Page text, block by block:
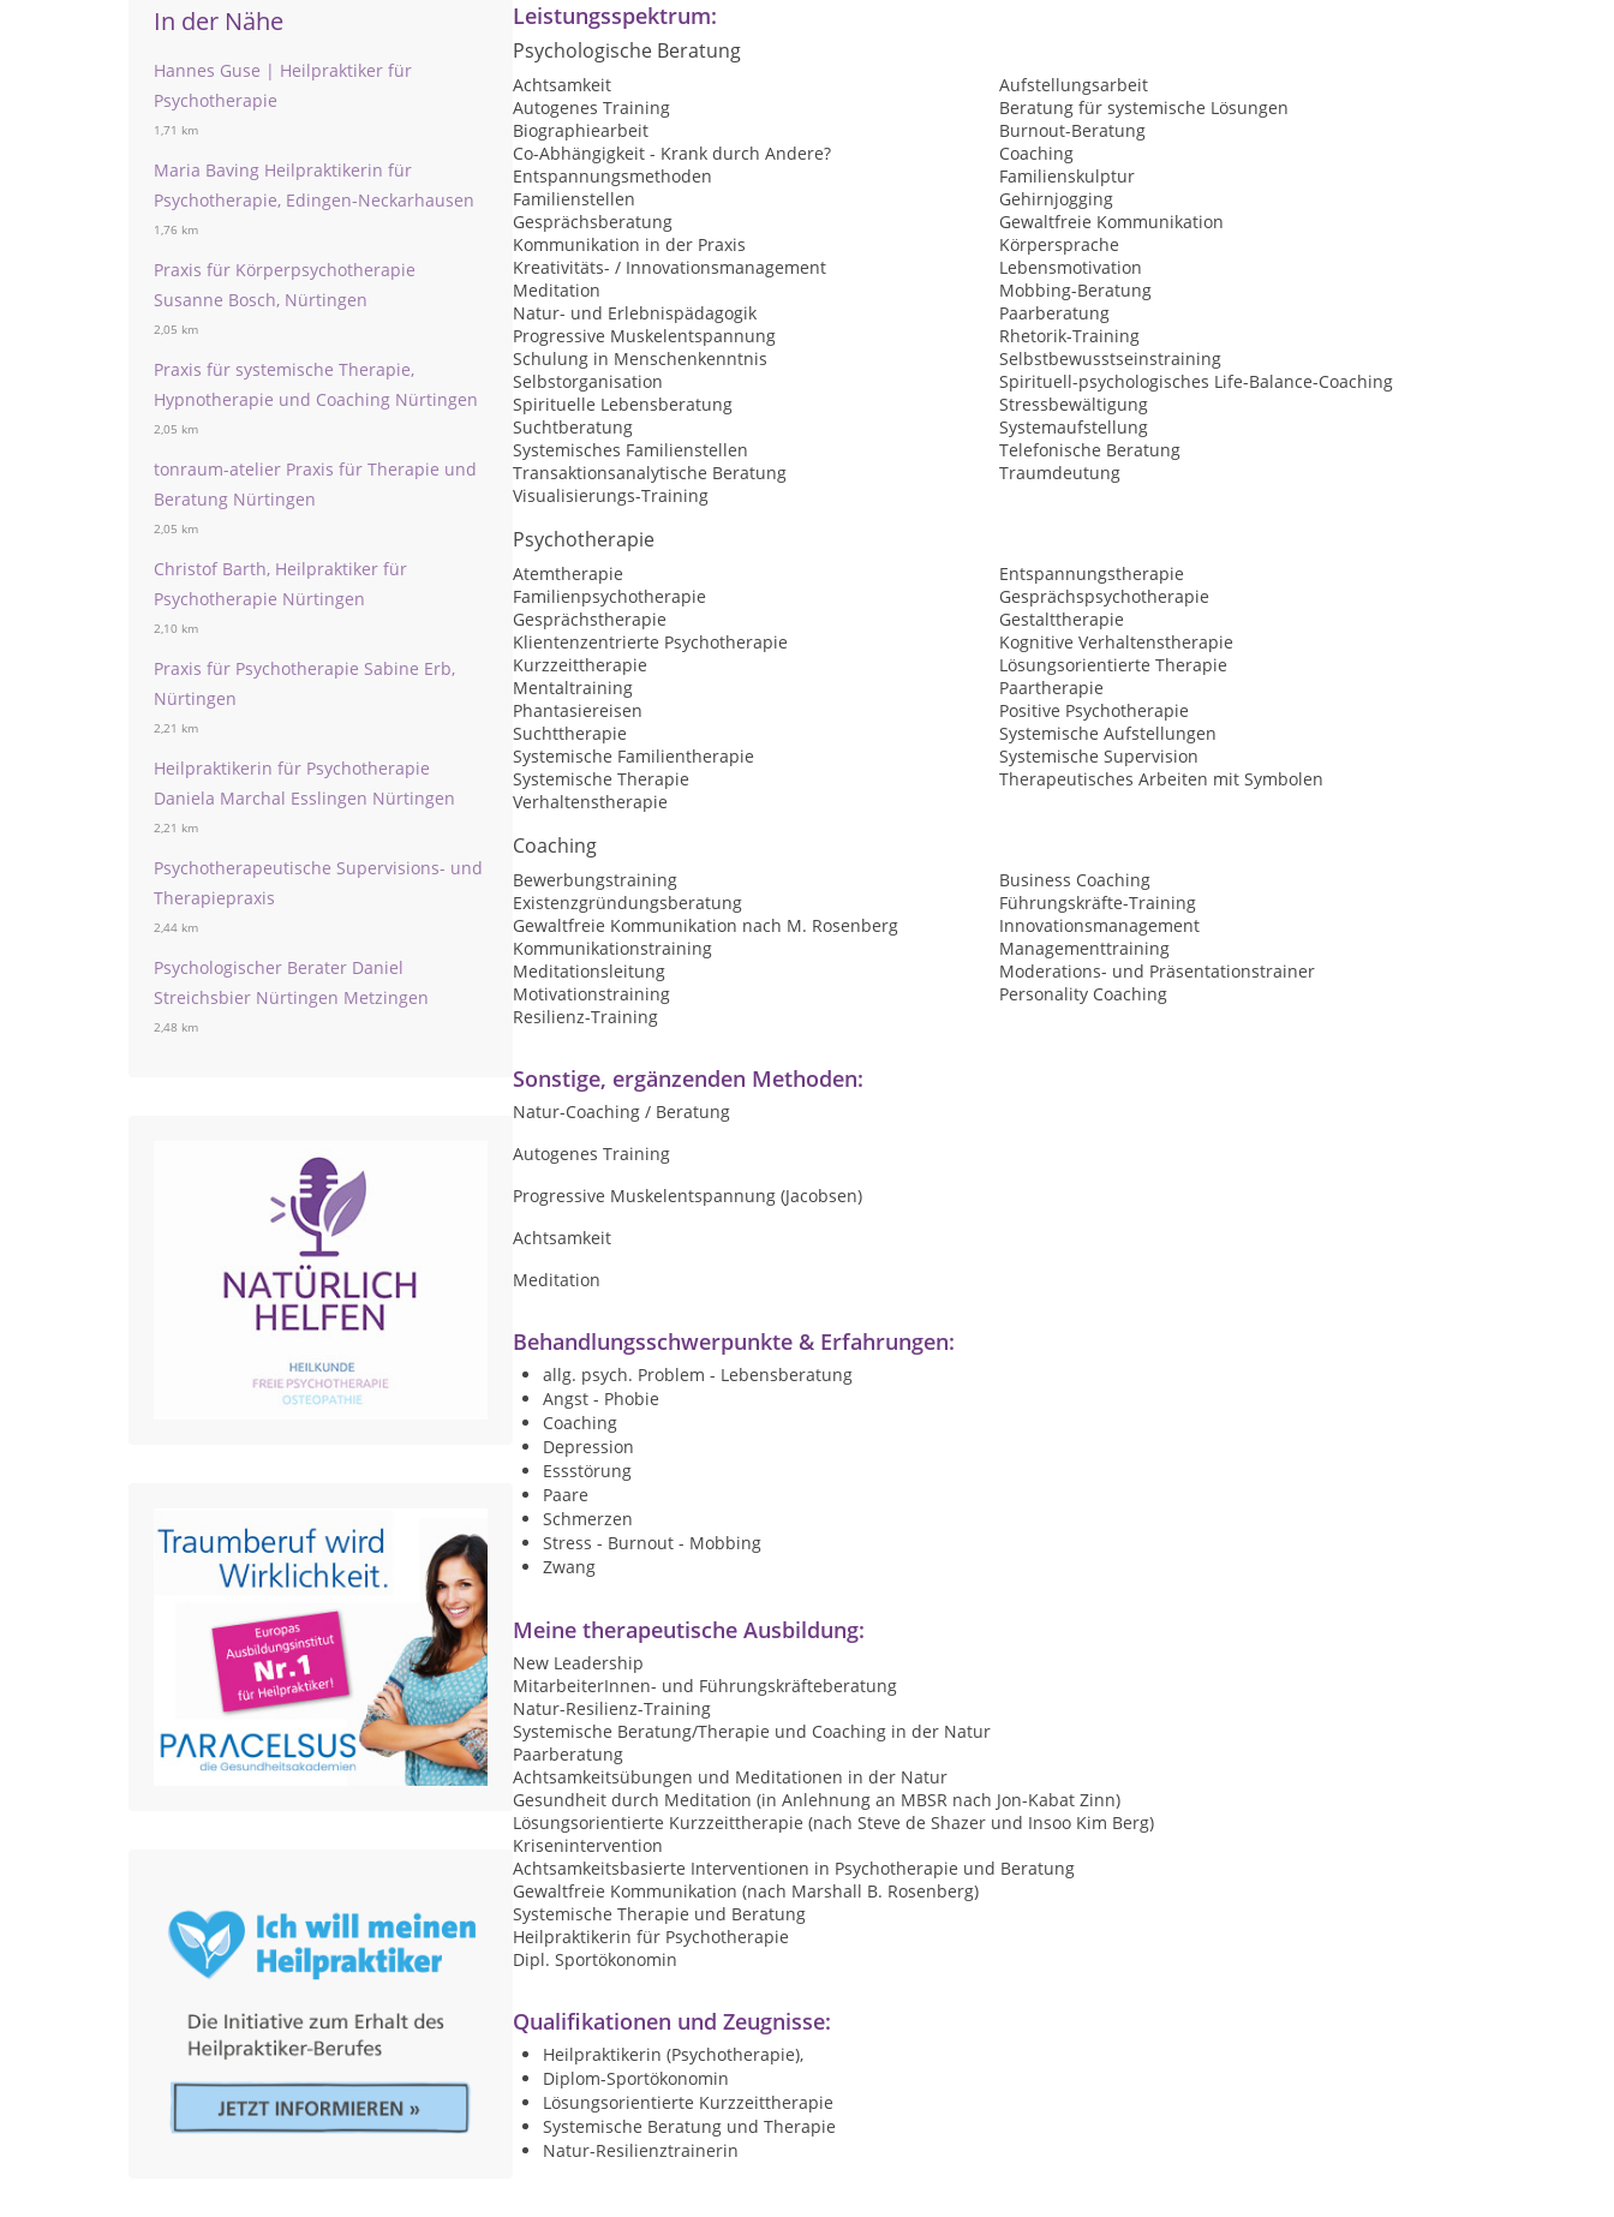
In der Nähe
Hannes Guse | Heilpraktiker für
Psychotherapie
1,71 km
Maria Baving Heilpraktikerin für
Psychotherapie, Edingen-Neckarhausen
1,76 km
Praxis für Körperpsychotherapie
Susanne Bosch, Nürtingen
2,05 km
Praxis für systemische Therapie,
Hypnotherapie und Coaching Nürtingen
2,05 km
tonraum-atelier Praxis für Therapie und
Beratung Nürtingen
2,05 km
Christof Barth, Heilpraktiker für
Psychotherapie Nürtingen
2,10 km
Praxis für Psychotherapie Sabine Erb,
Nürtingen
2,21 km
Heilpraktikerin für Psychotherapie
Daniela Marchal Esslingen Nürtingen
2,21 km
Psychotherapeutische Supervisions- und
Therapiepraxis
2,44 km
Psychologischer Berater Daniel
Streichsbier Nürtingen Metzingen
2,48 km
Leistungsspektrum:
Psychologische Beratung
Achtsamkeit
Aufstellungsarbeit
Autogenes Training
Beratung für systemische Lösungen
Biographiearbeit
Burnout-Beratung
Co-Abhängigkeit - Krank durch Andere?
Coaching
Entspannungsmethoden
Familienskulptur
Familienstellen
Gehirnjogging
Gesprächsberatung
Gewaltfreie Kommunikation
Kommunikation in der Praxis
Körpersprache
Kreativitäts- / Innovationsmanagement
Lebensmotivation
Meditation
Mobbing-Beratung
Natur- und Erlebnispädagogik
Paarberatung
Progressive Muskelentspannung
Rhetorik-Training
Schulung in Menschenkenntnis
Selbstbewusstseinstraining
Selbstorganisation
Spirituell-psychologisches Life-Balance-Coaching
Spirituelle Lebensberatung
Stressbewältigung
Suchtberatung
Systemaufstellung
Systemisches Familienstellen
Telefonische Beratung
Transaktionsanalytische Beratung
Traumdeutung
Visualisierungs-Training
Psychotherapie
Atemtherapie
Entspannungstherapie
Familienpsychotherapie
Gesprächspsychotherapie
Gesprächstherapie
Gestalttherapie
Klientenzentrierte Psychotherapie
Kognitive Verhaltenstherapie
Kurzzeittherapie
Lösungsorientierte Therapie
Mentaltraining
Paartherapie
Phantasiereisen
Positive Psychotherapie
Suchttherapie
Systemische Aufstellungen
Systemische Familientherapie
Systemische Supervision
Systemische Therapie
Therapeutisches Arbeiten mit Symbolen
Verhaltenstherapie
Coaching
Bewerbungstraining
Business Coaching
Existenzgründungsberatung
Führungskräfte-Training
Gewaltfreie Kommunikation nach M. Rosenberg
Innovationsmanagement
Kommunikationstraining
Managementtraining
Meditationsleitung
Moderations- und Präsentationstrainer
Motivationstraining
Personality Coaching
Resilienz-Training
Sonstige, ergänzenden Methoden:
Natur-Coaching / Beratung
Autogenes Training
Progressive Muskelentspannung (Jacobsen)
Achtsamkeit
Meditation
Behandlungsschwerpunkte & Erfahrungen:
allg. psych. Problem - Lebensberatung
Angst - Phobie
Coaching
Depression
Essstörung
Paare
Schmerzen
Stress - Burnout - Mobbing
Zwang
Meine therapeutische Ausbildung:
New Leadership
MitarbeiterInnen- und Führungskräfteberatung
Natur-Resilienz-Training
Systemische Beratung/Therapie und Coaching in der Natur
Paarberatung
Achtsamkeitsübungen und Meditationen in der Natur
Gesundheit durch Meditation (in Anlehnung an MBSR nach Jon-Kabat Zinn)
Lösungsorientierte Kurzzeittherapie (nach Steve de Shazer und Insoo Kim Berg)
Krisenintervention
Achtsamkeitsbasierte Interventionen in Psychotherapie und Beratung
Gewaltfreie Kommunikation (nach Marshall B. Rosenberg)
Systemische Therapie und Beratung
Heilpraktikerin für Psychotherapie
Dipl. Sportökonomin
Qualifikationen und Zeugnisse:
Heilpraktikerin (Psychotherapie),
Diplom-Sportökonomin
Lösungsorientierte Kurzzeittherapie
Systemische Beratung und Therapie
Natur-Resilienztrainerin